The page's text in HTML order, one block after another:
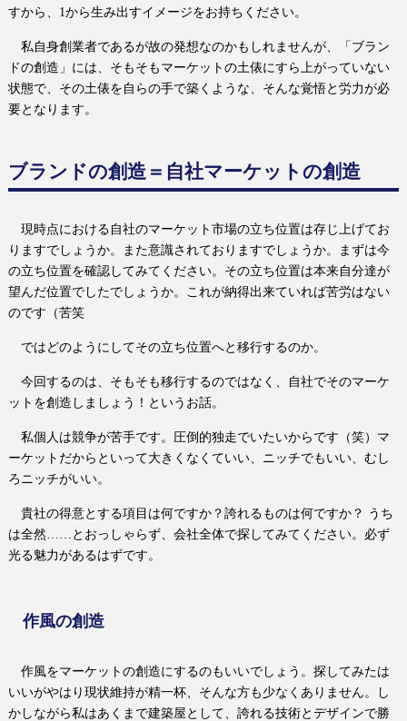
すから、 1から生み出すイメージをお持ちください。
私自身創業者であるが故の発想なのかもしれませんが、「ブラン
ドの創造」には、そもそもマーケットの土俵にすら上がっていない
状態で、その土俵を自らの手で築くような、そんな覚悟と労力が必
要となります。
ブランドの創造＝自社マーケットの創造
現時点における自社のマーケット市場の立ち位置は存じ上げてお
りますでしょうか。また意識されておりますでしょうか。まずは今
の立ち位置を確認してみてください。その立ち位置は本来自分達が
望んだ位置でしたでしょうか。これが納得出来ていれば苦労はない
のです（苦笑
ではどのようにしてその立ち位置へと移行するのか。
今回するのは、そもそも移行するのではなく、自社でそのマーケ
ットを創造しましょう！というお話。
私個人は競争が苦手です。圧倒的独走でいたいからです（笑）マ
ーケットだからといって大きくなくていい、ニッチでもいい、むし
ろニッチがいい。
貴社の得意とする項目は何ですか？誇れるものは何ですか？ うち
は全然…
とおっしゃらず、会社全体で探してみてください。必ず
光る魅力があるはずです。
作風の創造
作風をマーケットの創造にするのもいいでしょう。探してみたは
いいがやはり現状維持が精一杯、そんな方も少なくありません。し
かしながら私はあくまで建築屋として、誇れる技術とデザインで勝